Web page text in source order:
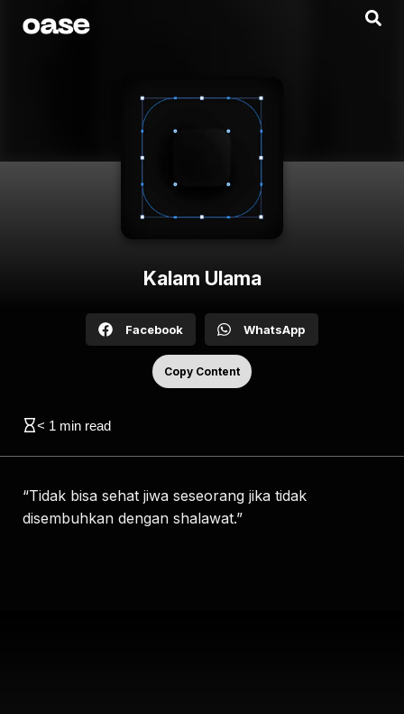
Kalam Ulama
Facebook WhatsApp
Copy Content
< 1 min read
“Tidak bisa sehat jiwa seseorang jika tidak
disembuhkan dengan shalawat.”